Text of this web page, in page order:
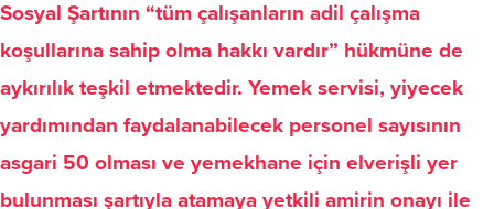
Sosyal Şartının “tüm çalışanların adil çalışma
koşullarına sahip olma hakkı vardır” hükmüne de
aykırılık teşkil etmektedir. Yemek servisi, yiyecek
yardımından faydalanabilecek personel sayısının
asgari 50 olması ve yemekhane için elverişli yer
bulunması şartıyla atamaya yetkili amirin onayı ile